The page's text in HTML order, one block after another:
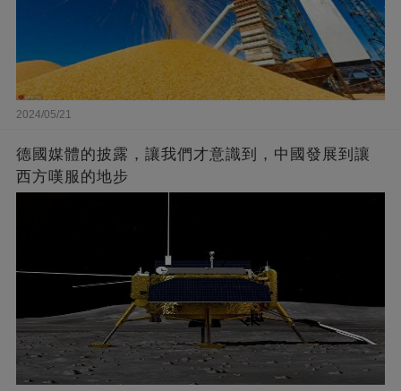
2024/05/21
德國媒體的披露，讓我們才意識到，中國發展到讓
西方嘆服的地步